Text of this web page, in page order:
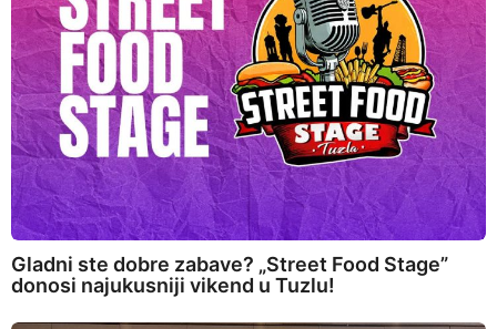
Gladni ste dobre zabave? „Street Food Stage”
donosi najukusniji vikend u Tuzlu!